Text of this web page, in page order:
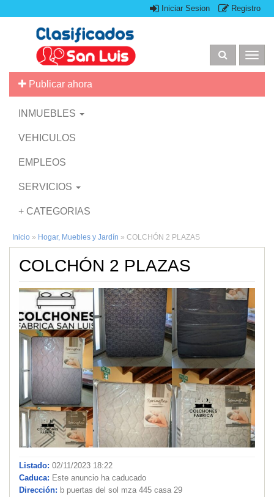
Iniciar Sesion Registro
Publicar ahora
INMUEBLES
VEHICULOS
EMPLEOS
SERVICIOS
+ CATEGORIAS
Inicio » Hogar, Muebles y Jardín » COLCHÓN 2 PLAZAS
COLCHÓN 2 PLAZAS
Listado: 02/11/2023 18:22
Caduca: Este anuncio ha caducado
Dirección: b puertas del sol mza 445 casa 29